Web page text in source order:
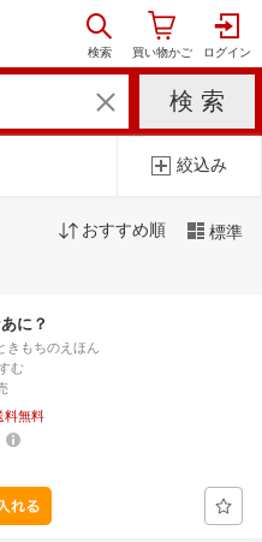
絞込み
おすすめ順 標準
に？
きもちのえほん
む
料無料